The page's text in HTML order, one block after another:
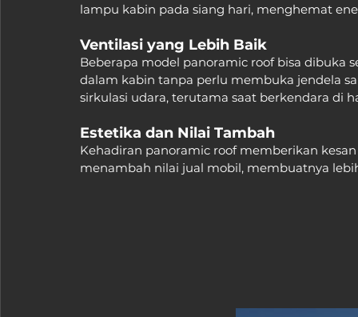
lampu kabin pada siang hari, menghemat
Ventilasi yang Lebih Baik
Beberapa model panoramic roof bisa dibuka
dalam kabin tanpa perlu membuka jendela
sirkulasi udara, terutama saat berkendara di
Estetika dan Nilai Tambah
Kehadiran panoramic roof memberikan
menambah nilai jual mobil, membuatnya